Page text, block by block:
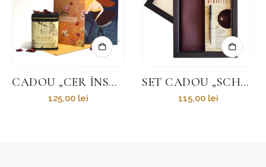
SET CADOU „SCHEDULE” CU PLANNER ȘI PIX METALIC
115,00lei
STOC EPUIZAT
SET CADOU „NOSTALGIA” CU TRANDAFIR DIN LEMN BALSA ȘI PANĂ DE SCRIS
128,50lei